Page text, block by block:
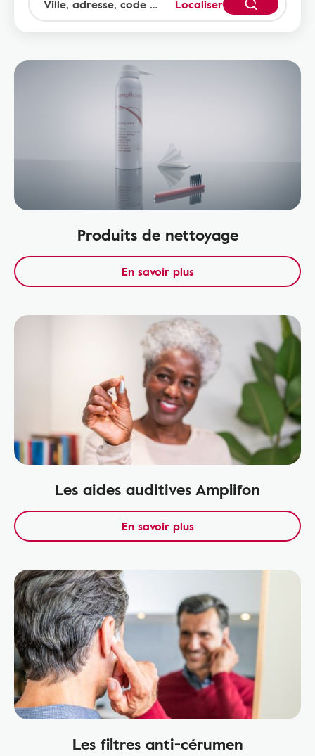
Localiser
Produits de nettoyage
En savoir plus
Les aides auditives Amplifon
En savoir plus
Les filtres anti-cérumen